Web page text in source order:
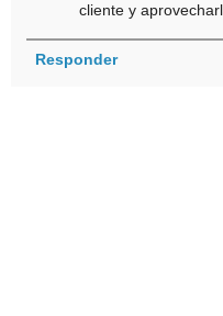
cliente y
Responder